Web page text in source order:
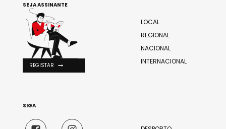
LOCAL
REGIONAL
NACIONAL
INTERNACIONAL
SEJA ASSINANTE
REGISTAR
SIGA